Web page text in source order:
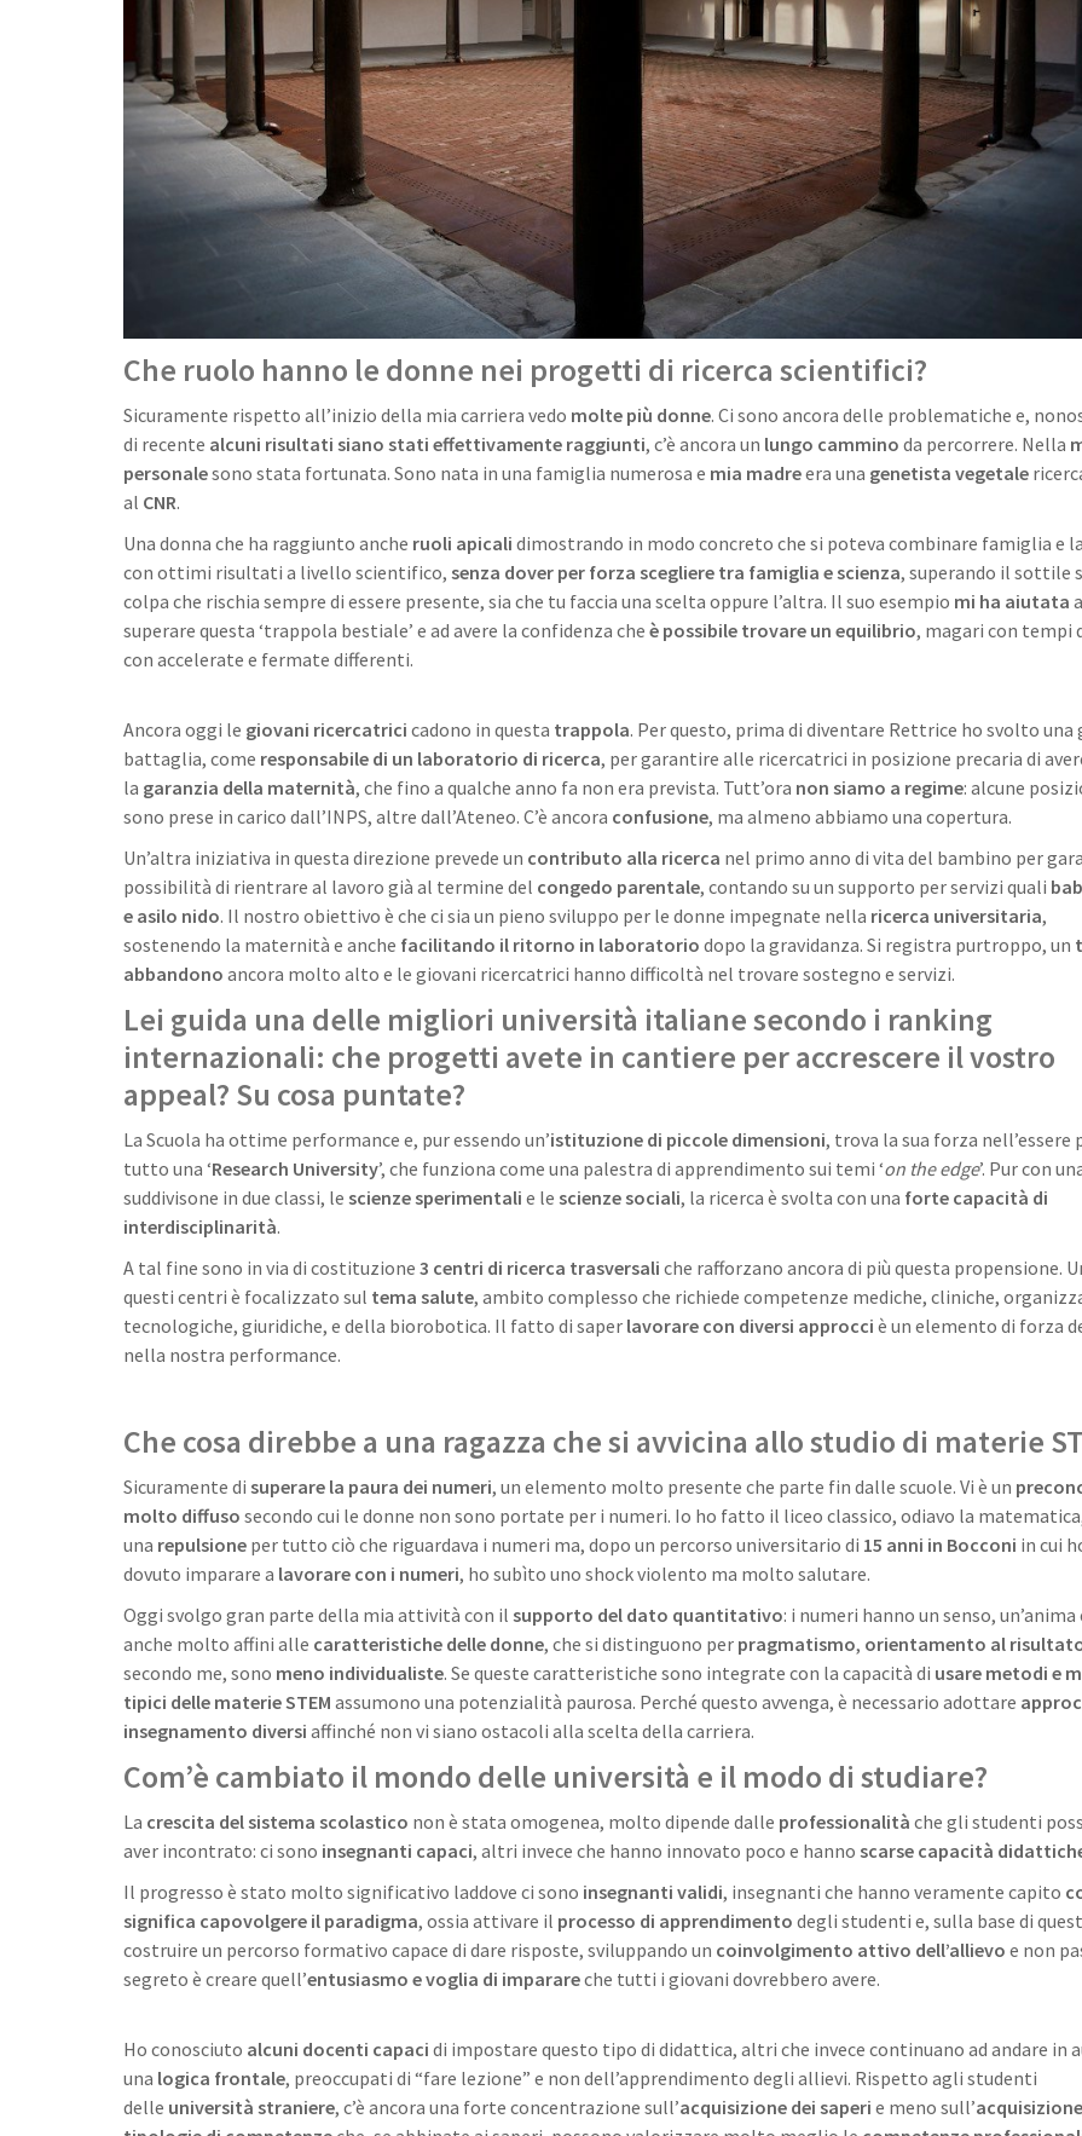
Che ruolo hanno le donne nei progetti di ricerca scientifici?
Sicuramente rispetto all’inizio della mia carriera vedo molte più donne. Ci sono ancora delle problematiche e,
di recente alcuni risultati siano stati effettivamente raggiunti, c’è ancora un lungo cammino da percorrere. Nella
personalesono stata fortunata. Sono nata in una famiglia numerosa e mia madreera una genetista vegetale
al CNR.
Una donna che ha raggiunto anche ruoli apicali dimostrando in modo concreto che si poteva combinare famiglia e
con ottimi risultati a livello scientifico, senza dover per forza scegliere tra famiglia e scienza, superando il sottile
colpa che rischia sempre di essere presente, sia che tu faccia una scelta oppure l’altra. Il suo esempio mi ha aiutata a
superare questa ‘trappola bestiale’ e ad avere la confidenza che è possibile trovare un equilibrio, magari con tempi
con accelerate e fermate differenti.
Ancora oggi le giovani ricercatrici cadono in questa trappola. Per questo, prima di diventare Rettrice ho svolto una
battaglia, come responsabile di un laboratorio di ricerca, per garantire alle ricercatrici in posizione precaria di
la garanzia della maternità, che fino a qualche anno fa non era prevista. Tutt’ora non siamo a regime: alcune
sono prese in carico dall’INPS, altre dall’Ateneo. C’è ancora confusione, ma almeno abbiamo una copertura.
Un’altra iniziativa in questa direzione prevede un contributo alla ricerca nel primo anno di vita del bambino per
possibilità di rientrare al lavoro già al termine del congedo parentale, contando su un supporto per servizi quali
e asilo nido. Il nostro obiettivo è che ci sia un pieno sviluppo per le donne impegnate nella ricerca universitaria,
sostenendo la maternità e anche facilitando il ritorno in laboratorio dopo la gravidanza. Si registra purtroppo, un
abbandono ancora molto alto e le giovani ricercatrici hanno difficoltà nel trovare sostegno e servizi.
Lei guida una delle migliori università italiane secondo i ranking
internazionali: che progetti avete in cantiere per accrescere il vostro
appeal? Su cosa puntate?
La Scuola ha ottime performance e, pur essendo un’istituzione di piccole dimensioni, trova la sua forza nell’essere
tutto una ‘Research University’, che funziona come una palestra di apprendimento sui temi ‘on the edge’. Pur con
suddivisone in due classi, le scienze sperimentali e le scienze sociali, la ricerca è svolta con una forte capacità di
interdisciplinarità.
A tal fine sono in via di costituzione 3 centri di ricerca trasversali che rafforzano ancora di più questa propensione.
questi centri è focalizzato sul tema salute, ambito complesso che richiede competenze mediche, cliniche,
tecnologiche, giuridiche, e della biorobotica. Il fatto di saper lavorare con diversi approcci è un elemento di forza
nella nostra performance.
Che cosa direbbe a una ragazza che si avvicina allo studio di materie
Sicuramente di superare la paura dei numeri, un elemento molto presente che parte fin dalle scuole. Vi è un
molto diffuso secondo cui le donne non sono portate per i numeri. Io ho fatto il liceo classico, odiavo la
una repulsione per tutto ciò che riguardava i numeri ma, dopo un percorso universitario di 15 anni in Bocconi in cui
dovuto imparare a lavorare con i numeri, ho subìto uno shock violento ma molto salutare.
Oggi svolgo gran parte della mia attività con il supporto del dato quantitativo: i numeri hanno un senso, un’anima
anche molto affini alle caratteristiche delle donne, che si distinguono per pragmatismo, orientamento al
secondo me, sono meno individualiste. Se queste caratteristiche sono integrate con la capacità di usare metodi e
tipici delle materie STEM assumono una potenzialità paurosa. Perché questo avvenga, è necessario adottare
insegnamento diversi affinché non vi siano ostacoli alla scelta della carriera.
Com’è cambiato il mondo delle università e il modo di studiare?
La crescita del sistema scolastico non è stata omogenea, molto dipende dalle professionalità che gli studenti
aver incontrato: ci sono insegnanti capaci, altri invece che hanno innovato poco e hanno scarse capacità
Il progresso è stato molto significativo laddove ci sono insegnanti validi, insegnanti che hanno veramente capito
significa capovolgere il paradigma, ossia attivare il processo di apprendimento degli studenti e, sulla base di
costruire un percorso formativo capace di dare risposte, sviluppando un coinvolgimento attivo dell’allievo e non
segreto è creare quell’entusiasmo e voglia di imparareche tutti i giovani dovrebbero avere.
Ho conosciuto alcuni docenti capaci di impostare questo tipo di didattica, altri che invece continuano ad andare in
una logica frontale, preoccupati di “fare lezione” e non dell’apprendimento degli allievi. Rispetto agli studenti
delle università straniere, c’è ancora una forte concentrazione sull’acquisizione dei saperi e meno sull’